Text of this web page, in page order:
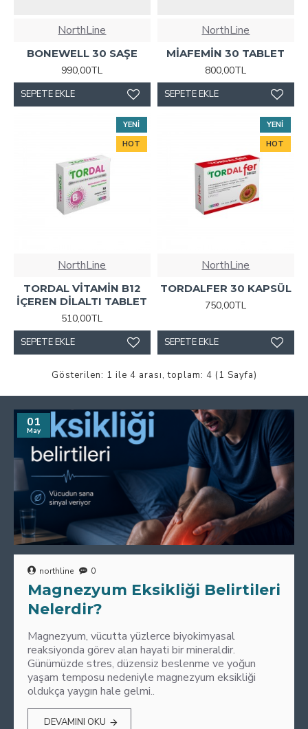
NorthLine
BONEWELL 30 SAŞE
990,00TL
SEPETE EKLE
NorthLine
MİAFEMİN 30 TABLET
800,00TL
SEPETE EKLE
YENI
HOT
NorthLine
TORDAL VİTAMİN B12
İÇEREN DİLALTI TABLET
510,00TL
SEPETE EKLE
YENI
HOT
NorthLine
TORDALFER 30 KAPSÜL
750,00TL
SEPETE EKLE
Gösterilen: 1 ile 4 arası, toplam: 4 (1 Sayfa)
01
May
northline 0
Magnezyum Eksikliği Belirtileri
Nelerdir?
Magnezyum, vücutta yüzlerce biyokimyasal
reaksiyonda görev alan hayati bir mineraldir.
Günümüzde stres, düzensiz beslenme ve yoğun
yaşam temposu nedeniyle magnezyum eksikliği
oldukça yaygın hale gelmi..
DEVAMINI OKU